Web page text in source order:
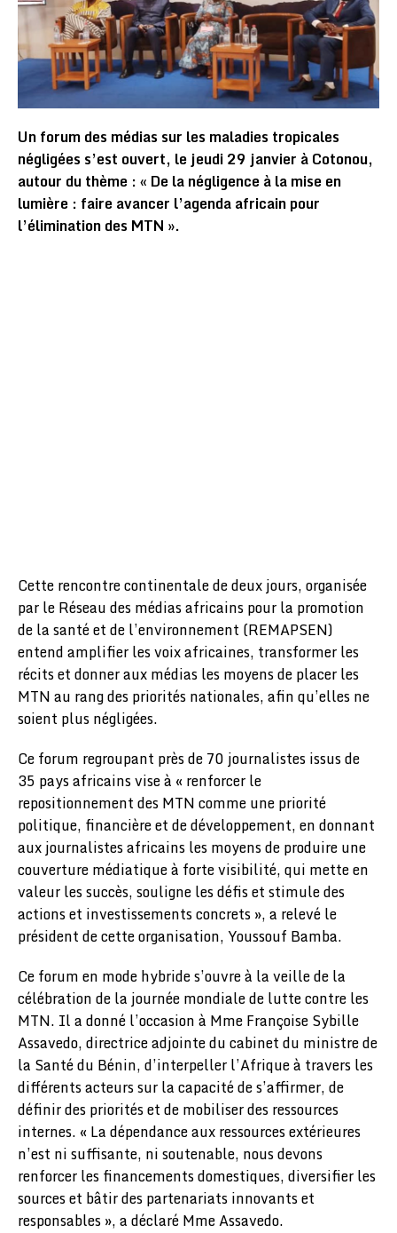
Un forum des médias sur les maladies tropicales
négligées s’est ouvert, le jeudi 29 janvier à Cotonou,
autour du thème : « De la négligence à la mise en
lumière : faire avancer l’agenda africain pour
l’élimination des MTN ».
Cette rencontre continentale de deux jours, organisée
par le Réseau des médias africains pour la promotion
de la santé et de l’environnement (REMAPSEN)
entend amplifier les voix africaines, transformer les
récits et donner aux médias les moyens de placer les
MTN au rang des priorités nationales, afin qu’elles ne
soient plus négligées.
Ce forum regroupant près de 70 journalistes issus de
35 pays africains vise à « renforcer le
repositionnement des MTN comme une priorité
politique, financière et de développement, en donnant
aux journalistes africains les moyens de produire une
couverture médiatique à forte visibilité, qui mette en
valeur les succès, souligne les défis et stimule des
actions et investissements concrets », a relevé le
président de cette organisation, Youssouf Bamba.
Ce forum en mode hybride s’ouvre à la veille de la
célébration de la journée mondiale de lutte contre les
MTN. Il a donné l’occasion à Mme Françoise Sybille
Assavedo, directrice adjointe du cabinet du ministre de
la Santé du Bénin, d’interpeller l’Afrique à travers les
différents acteurs sur la capacité de s’affirmer, de
définir des priorités et de mobiliser des ressources
internes. « La dépendance aux ressources extérieures
n’est ni suffisante, ni soutenable, nous devons
renforcer les financements domestiques, diversifier les
sources et bâtir des partenariats innovants et
responsables », a déclaré Mme Assavedo.